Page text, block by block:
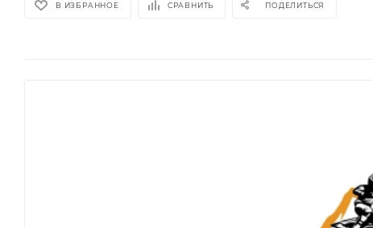
В ИЗБРАННОЕ СРАВНИТЬ ПОДЕЛИТЬСЯ